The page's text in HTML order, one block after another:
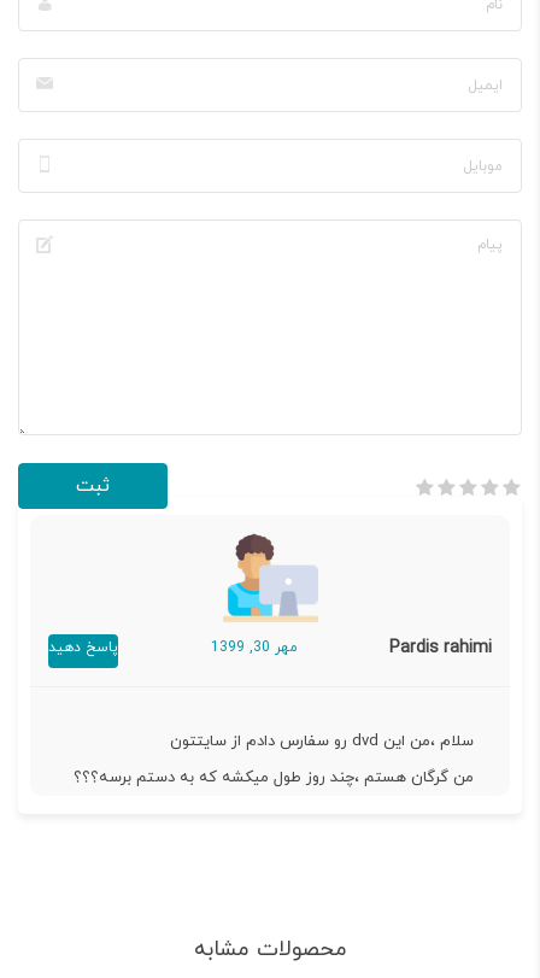
Pardis rahimi مهر 30, 1399 پاسخ دهید
سلام ،من این dvd رو سفارس دادم از سایتتون
من گرگان هستم ،چند روز طول میکشه که به دستم برسه؟؟؟
محصولات مشابه